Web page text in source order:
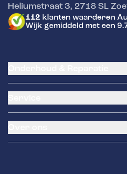
Heliumstraat 3, 2718 SL
112 klanten waarderen
Wijk gemiddeld met een
Schade en reparatie
Kleine beurt
Banden service